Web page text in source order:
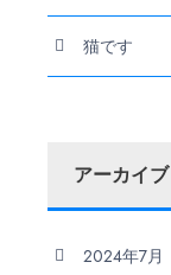
猫です
アーカイブ
2024年7月